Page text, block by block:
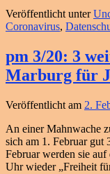
Veröffentlicht unter
Coronavirus,
pm 3/20: 3
Marburg für
Veröffentlicht am 2.
An einer Mahnwache
sich am 1. Februar gut
Februar werden sie
Uhr wieder „Freiheit